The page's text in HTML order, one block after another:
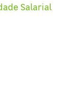
Salarial